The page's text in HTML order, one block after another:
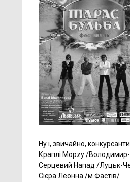
Ну і, звичайно,
Краплі Морzу /
Серцевий Напад /Луцьк-
Сієра Леонна /м.Фастів/